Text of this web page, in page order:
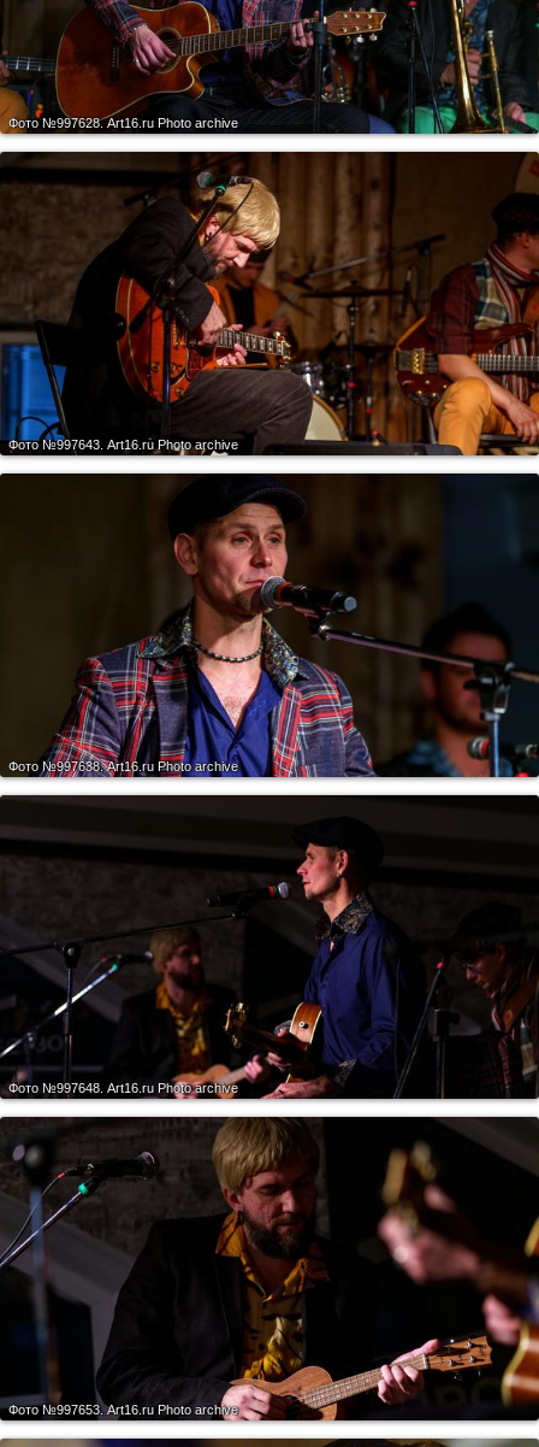
Фото №997628.Art16.ru Photo archive
Фото №997643. Art16.ru Photo archive
Фото №997638.Art16.ru Photo archive
Фото №997648. Art16.ru Photo archive
Фото №997653. Art16.ru Photo archive